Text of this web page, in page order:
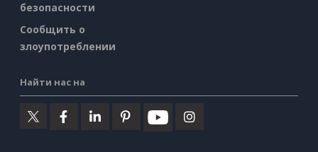
безопасности
Сообщить о
злоупотреблении
Найти нас на